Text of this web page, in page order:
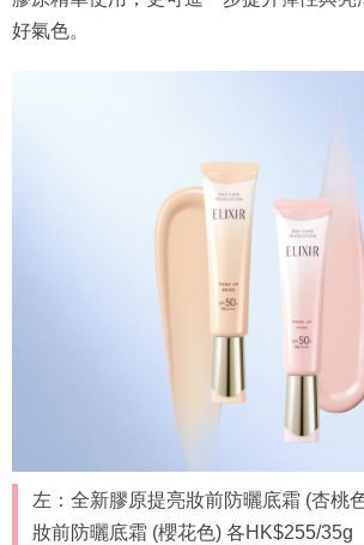
好氣色。
左：全新膠原提亮妝前防曬底霜 (杏桃
妝前防曬底霜 (櫻花色) 各HK$255/35g